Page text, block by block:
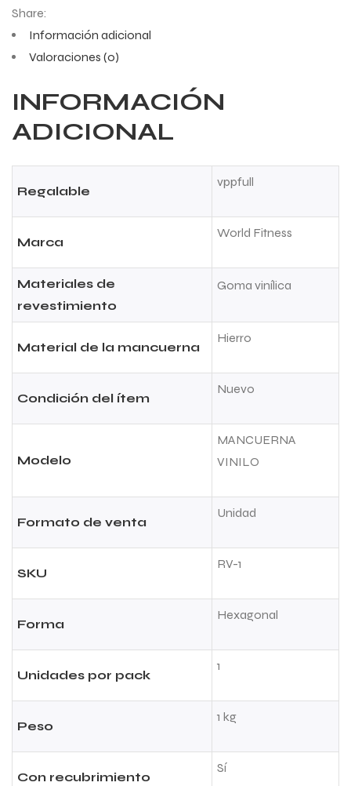
Share:
Información adicional
Valoraciones (0)
INFORMACIÓN
ADICIONAL
Regalable
vppfull
Marca
World Fitness
Materiales de
revestimiento
Goma vinílica
Material de la mancuerna
Hierro
Condición del ítem
Nuevo
Modelo
MANCUERNA
VINILO
Formato de venta
Unidad
SKU
RV-1
Forma
Hexagonal
Unidades por pack
1
Peso
1 kg
Con recubrimiento
Sí